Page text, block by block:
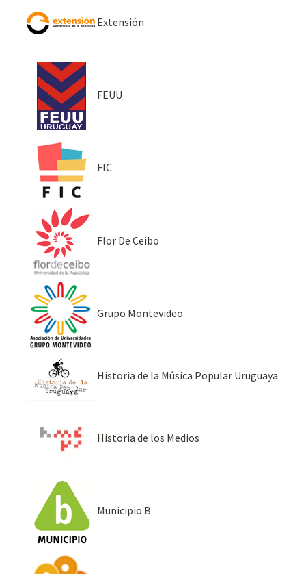
Extensión
FEUU
FIC
Flor De Ceibo
Grupo Montevideo
Historia de la Música Popular Uruguaya
Historia de los Medios
Municipio B